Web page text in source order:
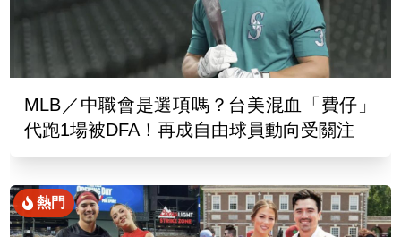
MLB／中職會是選項嗎？台美混血「費仔」
代跑1場被DFA！再成自由球員動向受關注
熱門